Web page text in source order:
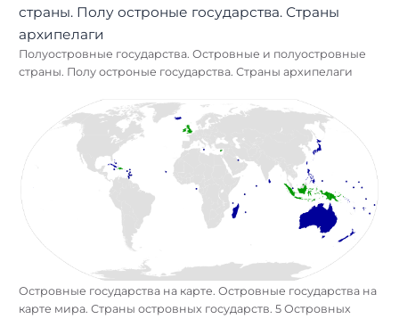
Полуостровные государства. Островные и полуостровные
страны. Полу остроные государства. Страны архипелаги
Островные государства на карте. Островные государства на
карте мира. Страны островных государств. 5 Островных